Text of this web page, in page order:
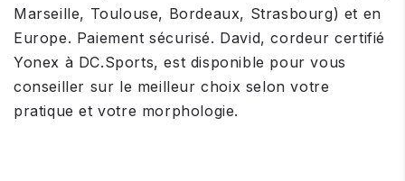
Marseille, Toulouse, Bordeaux, Strasbourg) et en
Europe. Paiement sécurisé. David, cordeur certifié
Yonex à DC.Sports, est disponible pour vous
conseiller sur le meilleur choix selon votre
pratique et votre morphologie.